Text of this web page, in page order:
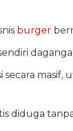
burger
masif,
diduga